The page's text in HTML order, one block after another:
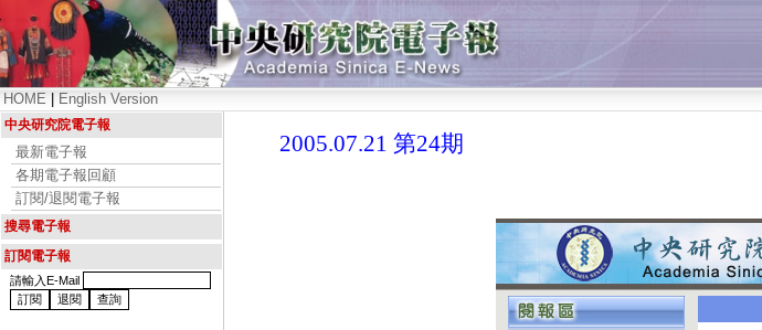
HOME English Version
中央研究院電子報
最新電子報
各期電子報回顧
訂閱/退閱電子報
搜尋電子報
訂閱電子報
請輸入E-Mail
2005.07.21 第24期